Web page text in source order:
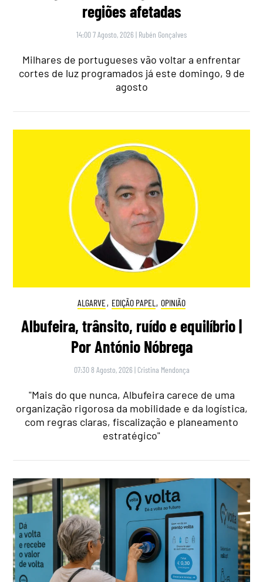
regiões afetadas
14:00 7 Agosto, 2026 | Rubén Gonçalves
Milhares de portugueses vão voltar a enfrentar
cortes de luz programados já este domingo, 9 de
agosto
ALGARVE, EDIÇÃO PAPEL , OPINIÃO
Albufeira, trânsito, ruído e equilíbrio |
Por António Nóbrega
07:30 8 Agosto, 2026 | Cristina Mendonça
"Mais do que nunca, Albufeira carece de uma
organização rigorosa da mobilidade e da logística,
com regras claras, fiscalização e planeamento
estratégico"